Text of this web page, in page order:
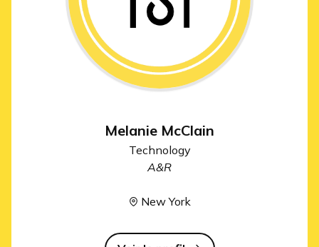
Melanie McClain
Technology
A&R
New York